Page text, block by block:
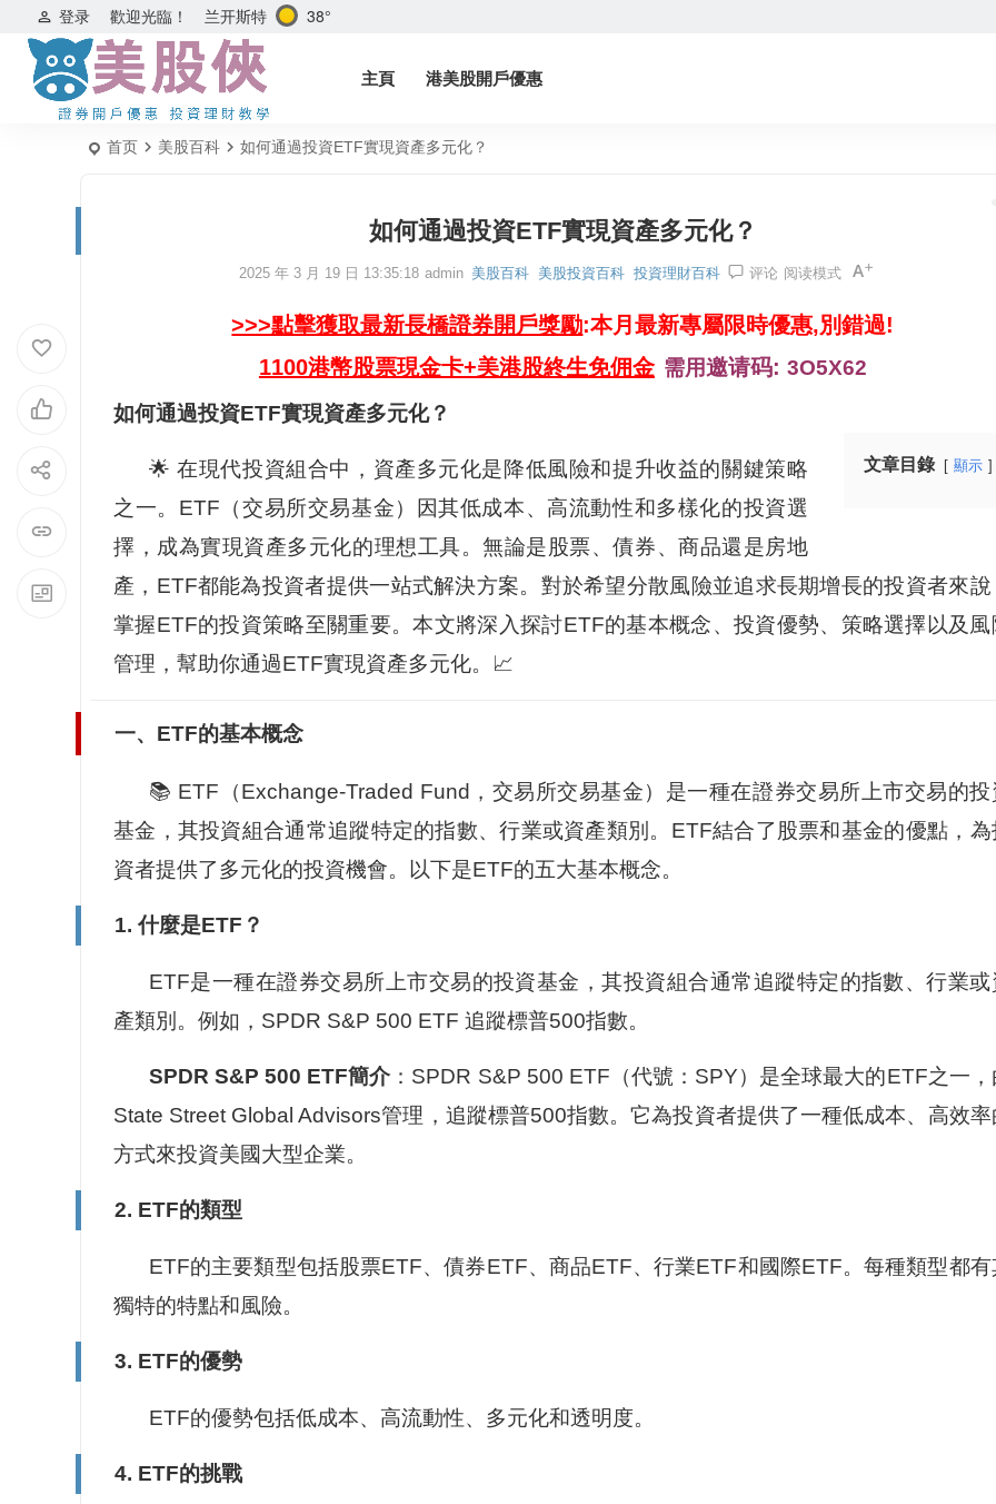
歡迎光臨！
登录 兰开斯特 38°
主頁 港美股開戶優惠
首页 美股百科 如何通過投資ETF實現資產多元化？
如何通過投資ETF實現資產多元化？
2025 年 3 月 19 日 13:35:18 admin 美股百科 美股投資百科 投資理財百科 评论 阅读模式
>>>點擊獲取最新長橋證券開戶獎勵:本月最新專屬限時優惠,別錯過!
1100港幣股票現金卡+美港股終生免佣金 需用邀请码: 3O5X62
如何通過投資ETF實現資產多元化？
文章目錄 顯示
🌟 在現代投資組合中，資產多元化是降低風險和提升收益的關鍵策略
之一。ETF（交易所交易基金）因其低成本、高流動性和多樣化的投資選
擇，成為實現資產多元化的理想工具。無論是股票、債券、商品還是房地
產，ETF都能為投資者提供一站式解決方案。對於希望分散風險並追求長期增長的投資者來說
掌握ETF的投資策略至關重要。本文將深入探討ETF的基本概念、投資優勢、策略選擇以及風
管理，幫助你通過ETF實現資產多元化。📈
一、ETF的基本概念
📚 ETF（Exchange-Traded Fund，交易所交易基金）是一種在證券交易所上市交易的投
基金，其投資組合通常追蹤特定的指數、行業或資產類別。ETF結合了股票和基金的優點，為
資者提供了多元化的投資機會。以下是ETF的五大基本概念。
1. 什麼是ETF？
ETF是一種在證券交易所上市交易的投資基金，其投資組合通常追蹤特定的指數、行業或
產類別。例如，SPDR S&P 500 ETF 追蹤標普500指數。
SPDR S&P 500 ETF簡介 ：SPDR S&P 500 ETF（代號：SPY）是全球最大的ETF之一，
State Street Global Advisors管理，追蹤標普500指數。它為投資者提供了一種低成本、高效率
方式來投資美國大型企業。
2. ETF的類型
ETF的主要類型包括股票ETF、債券ETF、商品ETF、行業ETF和國際ETF。每種類型都有
獨特的特點和風險。
3. ETF的優勢
ETF的優勢包括低成本、高流動性、多元化和透明度。
4. ETF的挑戰